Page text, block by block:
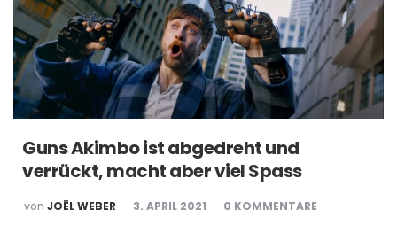
Guns Akimbo ist abgedreht und
verrückt, macht aber viel Spass
POSTED
BY
von JOËL WEBER 3. APRIL 2021 0 KOMMENTARE